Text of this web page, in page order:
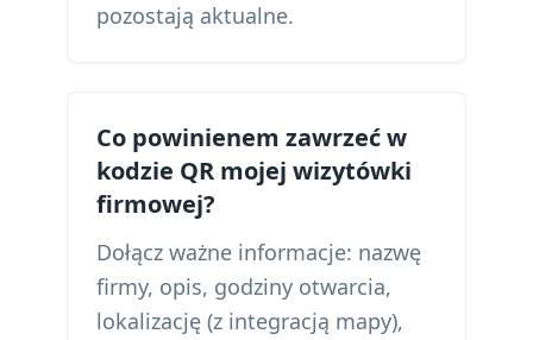
pozostają aktualne.
Co powinienem zawrzeć w
kodzie QR mojej wizytówki
firmowej?
Dołącz ważne informacje: nazwę
firmy, opis, godziny otwarcia,
lokalizację (z integracją mapy),